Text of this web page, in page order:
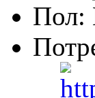
Пол: